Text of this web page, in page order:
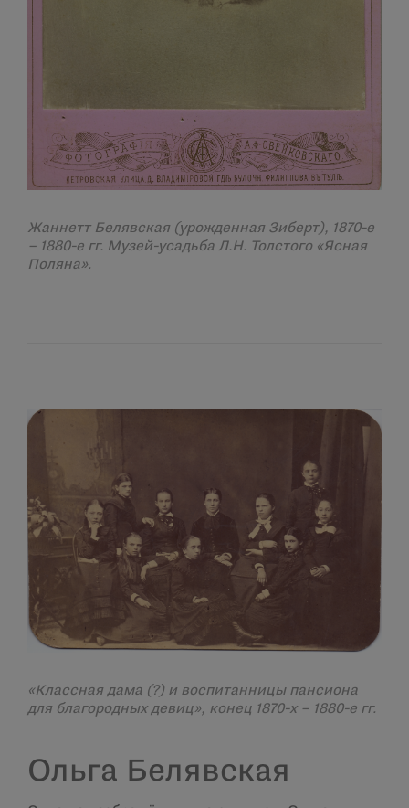
Жаннетт Белявская (урожденная Зиберт), 1870-е
– 1880-е гг. Музей-усадьба Л.Н. Толстого «Ясная
Поляна».
«Классная дама (?) и воспитанницы пансиона
для благородных девиц», конец 1870-х – 1880-е гг.
Ольга Белявская